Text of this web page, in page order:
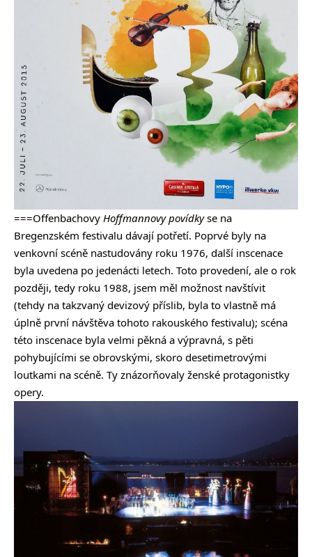
===Offenbachovy Hoffmannovy povídkyse na
Bregenzském festivalu dávají potřetí. Poprvé byly na
venkovní scéně nastudovány roku 1976, další inscenace
byla uvedena po jedenácti letech. Toto provedení, ale o rok
později, tedy roku 1988, jsem měl možnost navštívit
(tehdy na takzvaný devizový příslib, byla to vlastně má
úplně první návštěva tohoto rakouského festivalu); scéna
této inscenace byla velmi pěkná a výpravná, s pěti
pohybujícími se obrovskými, skoro desetimetrovými
loutkami na scéně. Ty znázorňovaly ženské protagonistky
opery.